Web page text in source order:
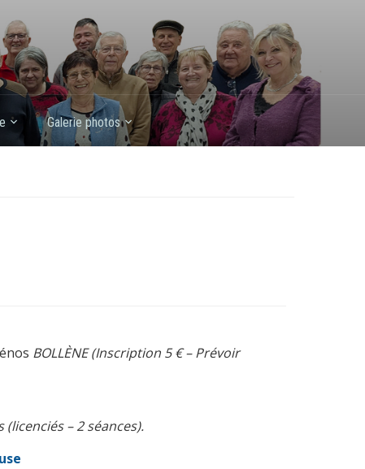
Galerie photos
BOLLÈNE (Inscription 5 € – Prévoir
(licenciés – 2 séances).